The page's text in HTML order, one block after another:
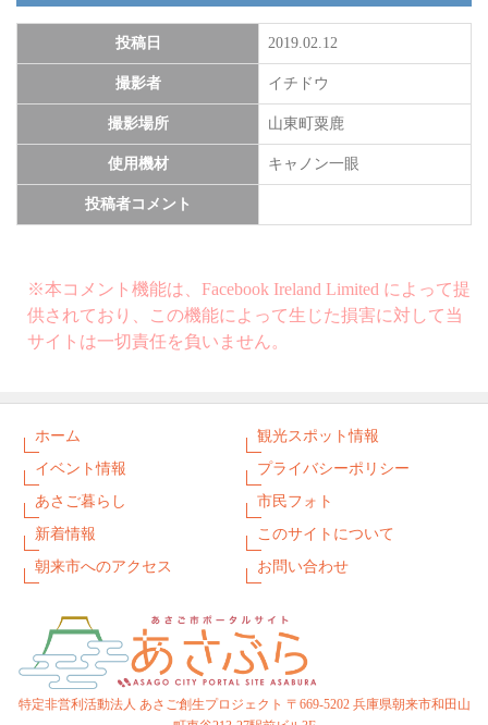
投稿日 2019.02.12
撮影者 イチドウ
撮影場所 山東町粟鹿
使用機材 キャノン一眼
投稿者コメント
※本コメント機能は、Facebook Ireland Limited によって提
供されており、この機能によって生じた損害に対して当
サイトは一切責任を負いません。
ホーム
観光スポット情報
イベント情報
プライバシーポリシー
あさご暮らし
市民フォト
新着情報
このサイトについて
朝来市へのアクセス
お問い合わせ
特定非営利活動法人 あさご創生プロジェクト 〒669-5202 兵庫県朝来市和田山